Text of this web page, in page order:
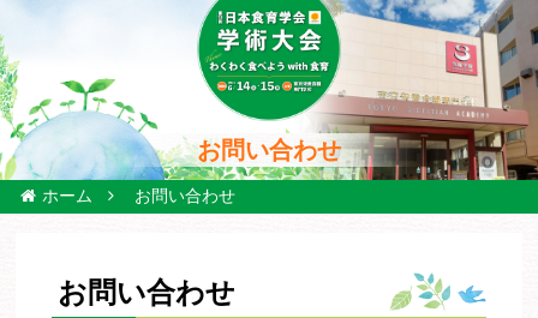
お問い合わせ
ホーム お問い合わせ
お問い合わせ